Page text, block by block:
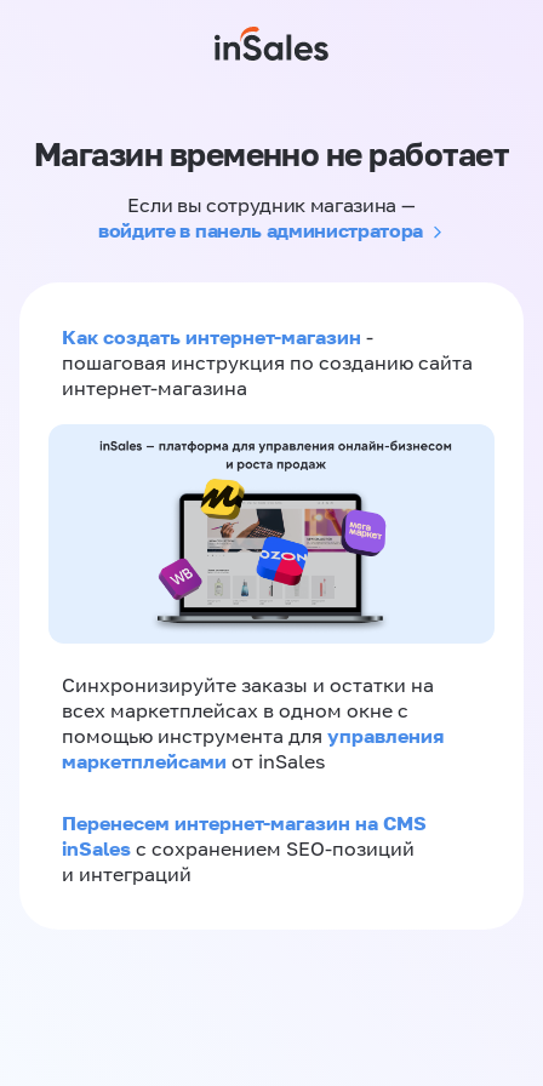
Магазин временно не работает
Если вы сотрудник магазина —
войдите в панель администратора
Как создать интернет-магазин -
пошаговая инструкция по созданию сайта
интернет-магазина
Синхронизируйте заказы и остатки на
всех маркетплейсах в одном окне с
помощью инструмента для управления
маркетплейсами от inSales
Перенесем интернет-магазин на CMS
inSales с сохранением SEO-позиций
и интеграций